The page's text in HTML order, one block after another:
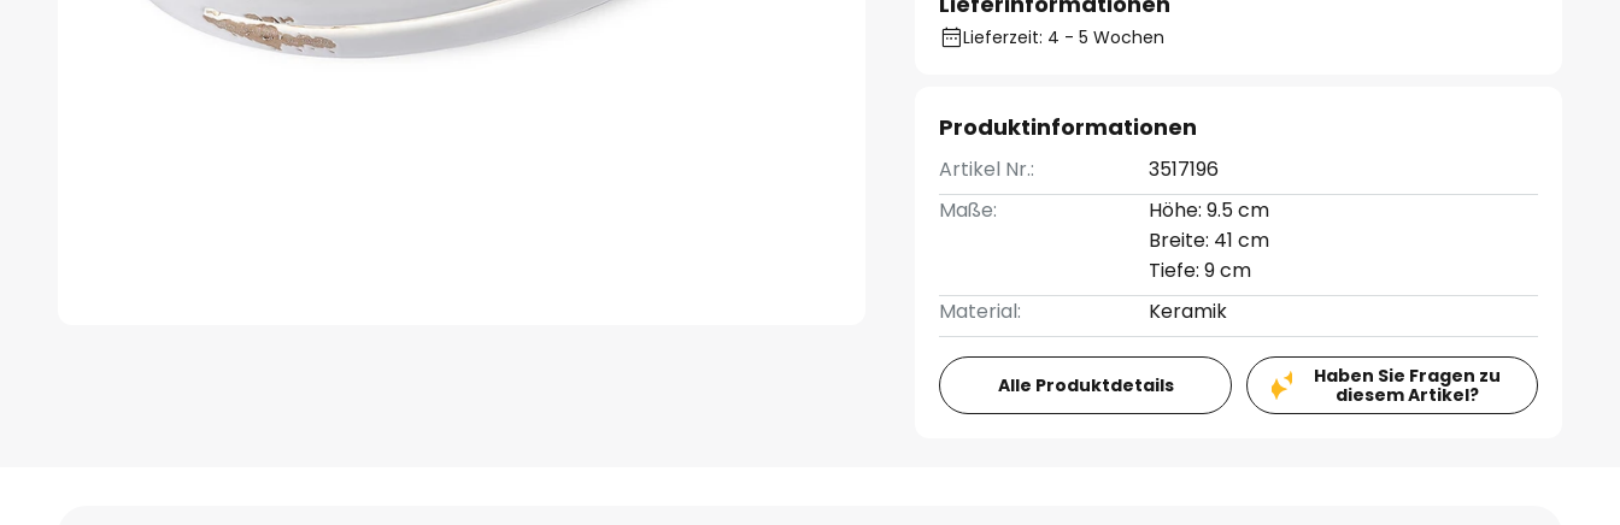
Lieferzeit: 4 - 5 Wochen
Produktinformationen
Artikel Nr.:
3517196
Maße:
Höhe: 9.5 cm
Breite: 41 cm
Tiefe: 9 cm
Material:
Keramik
Alle Produktdetails
Haben Sie Fragen zu
diesem Artikel?